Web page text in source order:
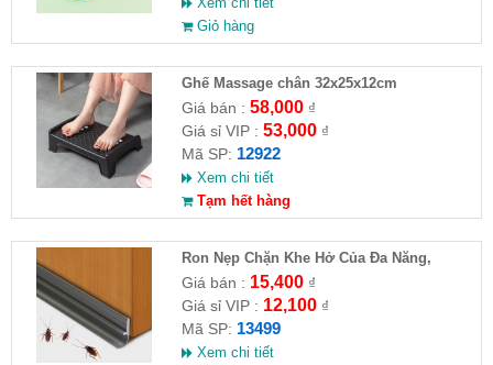
Giỏ hàng
Ghế Massage chân 32x25x12cm
Giá bán : 58,000₫
Giá sỉ VIP : 53,000₫
Mã SP: 12922
Xem chi tiết
Tạm hết hàng
Ron Nẹp Chặn Khe Hở Của Đa Năng,
Chống Côn Trùng( HĐ )
Giá bán : 15,400₫
Giá sỉ VIP : 12,100₫
Mã SP: 13499
Xem chi tiết